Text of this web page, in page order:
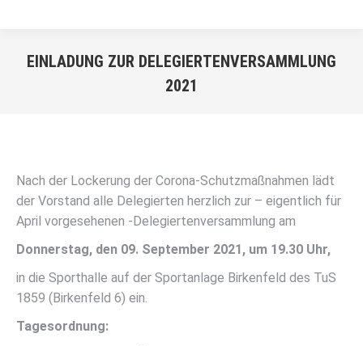
EINLADUNG ZUR DELEGIERTENVERSAMMLUNG
2021
Nach der Lockerung der Corona-Schutzmaßnahmen lädt
der Vorstand alle Delegierten herzlich zur – eigentlich für
April vorgesehenen -Delegiertenversammlung am
Donnerstag, den 09. September 2021, um 19.30 Uhr,
in die Sporthalle auf der Sportanlage Birkenfeld des TuS
1859 (Birkenfeld 6) ein.
Tagesordnung: